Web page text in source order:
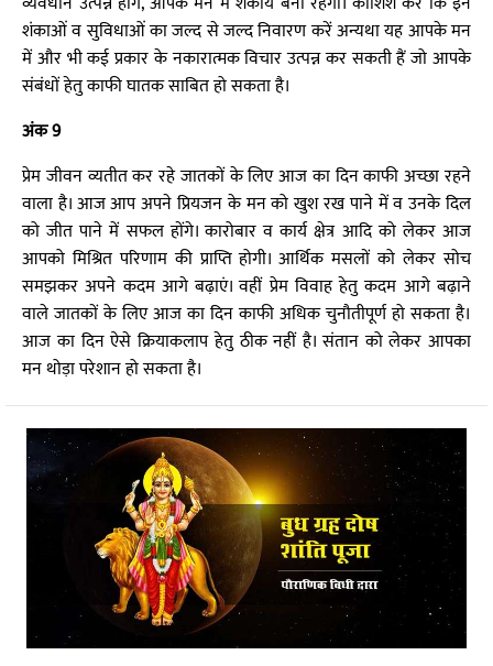
शंकाओं व सुविधाओं का जल्द से जल्द निवारण करें अन्यथा यह आपके मन
में और भी कई प्रकार के नकारात्मक विचार उत्पन्न कर सकती हैं जो आपके
संबंधों हेतु काफी घातक साबित हो सकता है।
अंक 9
प्रेम जीवन व्यतीत कर रहे जातकों के लिए आज का दिन काफी अच्छा रहने
वाला है। आज आप अपने प्रियजन के मन को खुश रख पाने में व उनके दिल
को जीत पाने में सफल होंगे। कारोबार व कार्य क्षेत्र आदि को लेकर आज
आपको मिश्रित परिणाम की प्राप्ति होगी। आर्थिक मसलों को लेकर सोच
समझकर अपने कदम आगे बढ़ाएं। वहीं प्रेम विवाह हेतु कदम आगे बढ़ाने
वाले जातकों के लिए आज का दिन काफी अधिक चुनौतीपूर्ण हो सकता है।
आज का दिन ऐसे क्रियाकलाप हेतु ठीक नहीं है। संतान को लेकर आपका
मन थोड़ा परेशान हो सकता है।